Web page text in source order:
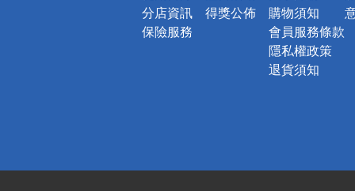
分店資訊
保險服務
得獎公佈
購物須知
會員服務條款
隱私權政策
退貨須知